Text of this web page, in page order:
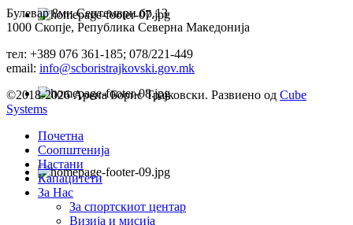
Булевар 8ми Септември бр.13
1000 Скопје, Република Северна Македонија
тел: +389 076 361-185; 078/221-449
email: info@scboristrajkovski.gov.mk
©2018-2026 Арена Борис Трајковски. Развиено од Cube
Systems
Почетна
Соопштенија
Настани
Капацитети
За Нас
За спортскиот центар
Визија и мисија